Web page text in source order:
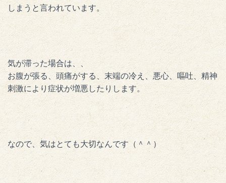
しまうと言われています。
気が滞った場合は、、
お腹が張る、頭痛がする、末端の冷え、悪心、嘔吐、精神
刺激により症状が増悪したりします。
なので、気はとても大切なんです（＾＾）